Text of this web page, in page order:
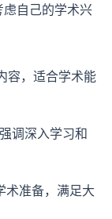
自己的学术兴
容，适合学术能
调深入学习和
术准备，满足大